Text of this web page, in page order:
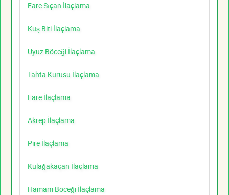
Fare Sıçan İlaçlama
Kuş Biti İlaçlama
Uyuz Böceği İlaçlama
Tahta Kurusu İlaçlama
Fare İlaçlama
Akrep İlaçlama
Pire İlaçlama
Kulağakaçan İlaçlama
Hamam Böceği İlaçlama